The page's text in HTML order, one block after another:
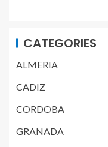
CATEGORIES
ALMERIA
CADIZ
CORDOBA
GRANADA